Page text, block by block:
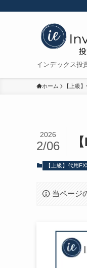
インデックス投
ホーム 【上級
2026
2/06
【上級】代用
当ページ